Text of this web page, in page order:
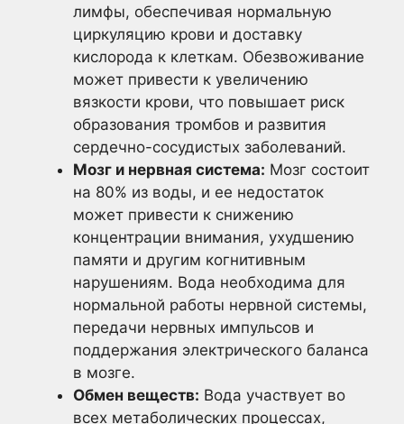
лимфы, обеспечивая нормальную
циркуляцию крови и доставку
кислорода к клеткам. Обезвоживание
может привести к увеличению
вязкости крови, что повышает риск
образования тромбов и развития
сердечно-сосудистых заболеваний.
Мозг и нервная система: Мозг состоит
на 80% из воды, и ее недостаток
может привести к снижению
концентрации внимания, ухудшению
памяти и другим когнитивным
нарушениям. Вода необходима для
нормальной работы нервной системы,
передачи нервных импульсов и
поддержания электрического баланса
в мозге.
Обмен веществ: Вода участвует во
всех метаболических процессах,